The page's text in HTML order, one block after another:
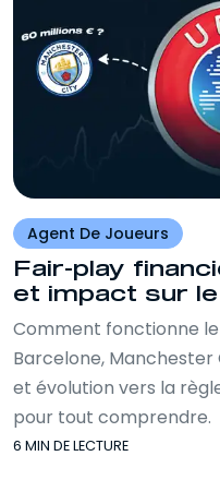
Agent De Joueurs
Fair-play
et impact sur le
Comment fonctionne
Barcelone, Manchester
et évolution vers la
pour tout comprendre.
6 MIN DE LECTURE